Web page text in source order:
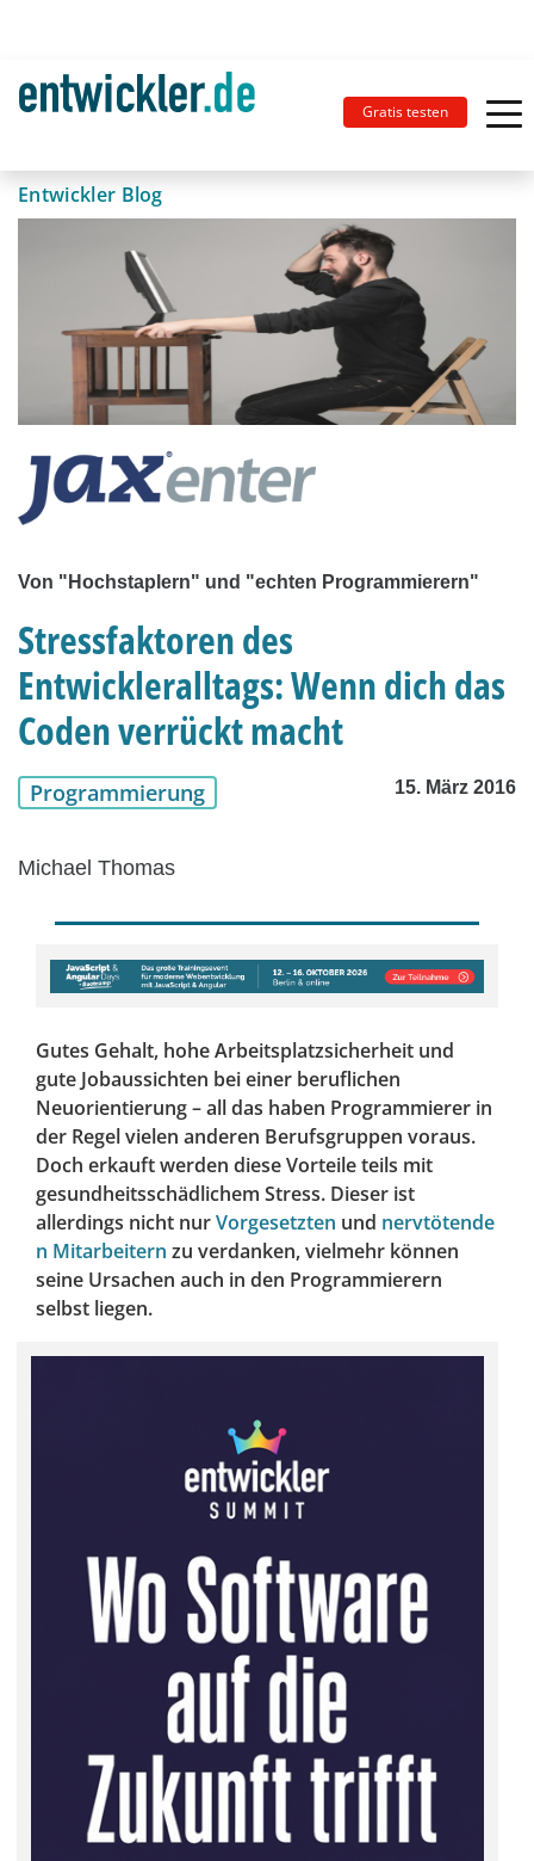
Gratis testen
Entwickler Blog
Von "Hochstaplern" und "echten Programmierern"
Stressfaktoren des
Entwickleralltags: Wenn dich das
Coden verrückt macht
Programmierung 15. März 2016
Michael Thomas
Gutes Gehalt, hohe Arbeitsplatzsicherheit und
gute Jobaussichten bei einer beruflichen
Neuorientierung – all das haben Programmierer in
der Regel vielen anderen Berufsgruppen voraus.
Doch erkauft werden diese Vorteile teils mit
gesundheitsschädlichem Stress. Dieser ist
allerdings nicht nurVorgesetzten und nervtötende
n Mitarbeitern zu verdanken, vielmehr können
seine Ursachen auch in den Programmierern
selbst liegen.